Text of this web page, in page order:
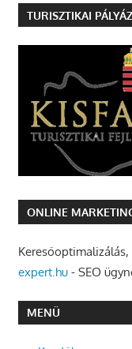
TURISZTIKAI
ONLINE
expert.hu- SEO
MENÜ